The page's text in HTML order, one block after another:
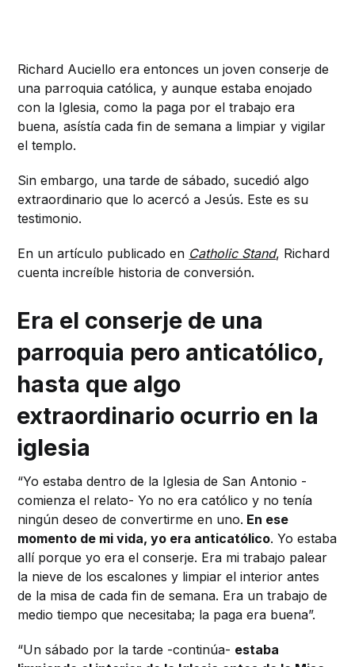
Richard Auciello era entonces un joven conserje de
una parroquia católica, y aunque estaba enojado
con la Iglesia, como la paga por el trabajo era
buena, asístía cada fin de semana a limpiar y vigilar
el templo.
Sin embargo, una tarde de sábado, sucedió algo
extraordinario que lo acercó a Jesús. Este es su
testimonio.
En un artículo publicado en Catholic Stand, Richard
cuenta increíble historia de conversión.
Era el conserje de una
parroquia pero anticatólico,
hasta que algo
extraordinario ocurrio en la
iglesia
“Yo estaba dentro de la Iglesia de San Antonio -
comienza el relato-Yo no era católico y no tenía
ningún deseo de convertirme en uno. En ese
momento de mi vida, yo era anticatólico.Yo estaba
allí porque yo era el conserje. Era mi trabajo palear
la nieve de los escalones y limpiar el interior antes
de la misa de cada fin de semana. Era un trabajo de
medio tiempo que necesitaba; la paga era buena”.
“Un sábado por la tarde -continúa- estaba